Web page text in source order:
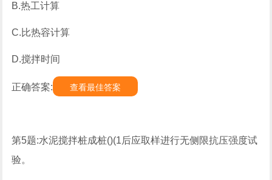
B.热工计算
C.比热容计算
D.搅拌时间
正确答案: 查看最佳答案
第5题:水泥搅拌桩成桩()(1后应取样进行无侧限抗压强度试
验。